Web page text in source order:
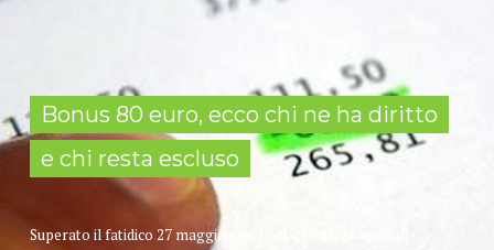
Bonus 80 euro, ecco chi ne ha diritto
e chi resta escluso
Superato il fatidico 27 maggio, per la platea dei potenziali